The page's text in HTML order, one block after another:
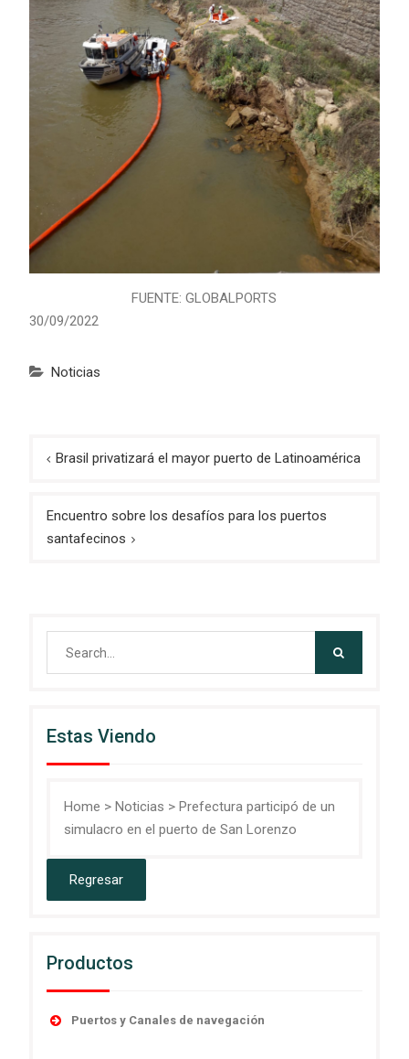
FUENTE: GLOBALPORTS
30/09/2022
Noticias
Navegación
Brasil privatizará el mayor puerto de Latinoamérica
Encuentro sobre los desafíos para los puertos
santafecinos
Estas Viendo
Home > Noticias > Prefectura participó de un
simulacro en el puerto de San Lorenzo
Productos
Puertos y Canales de navegación